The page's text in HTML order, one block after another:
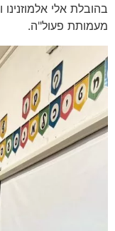
בהובלת אלי
מעמותת פעול"ה.